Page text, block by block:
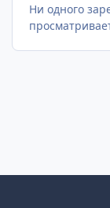
Ни одного